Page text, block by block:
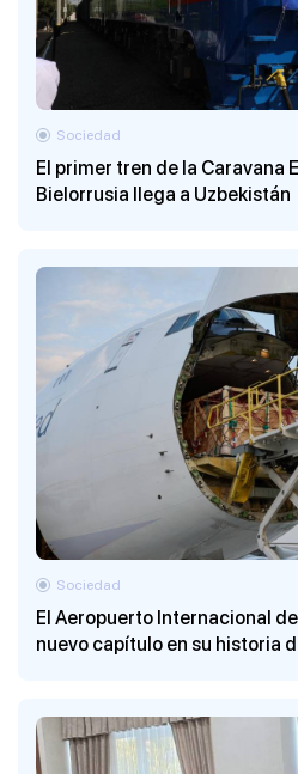
El primer tren de la Caravana
Bielorrusia llega a Uzbekistán
Sociedad
El Aeropuerto Internacional
nuevo capítulo en su historia
Sociedad